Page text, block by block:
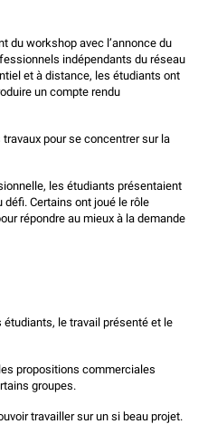
du workshop avec l’annonce du
indépendants du réseau
et à distance, les étudiants ont
un compte rendu
pour se concentrer sur la
les étudiants présentaient
Certains ont joué le rôle
répondre au mieux à la demande
le travail présenté et le
propositions commerciales
groupes.
travailler sur un si beau projet.